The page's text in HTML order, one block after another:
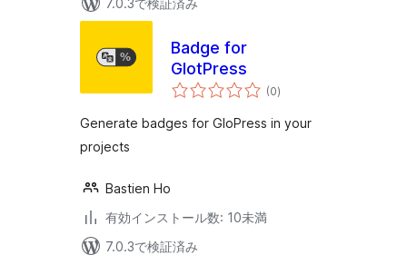
7.0.3で検証済み
Badge for
GlotPress
(0個
の
価
)
Generate badges for GloPress in your
projects
Bastien Ho
有効インストール数: 10未満
7.0.3で検証済み